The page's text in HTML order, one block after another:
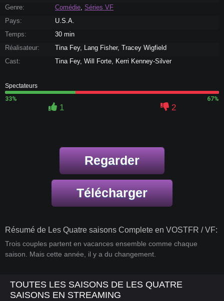
Genre:
Comédie, Séries VF
Pays:
U.S.A.
Temps:
30 min
Réalisateur:
Tina Fey, Lang Fisher, Tracey Wigfield
Cast:
Tina Fey, Will Forte, Kerri Kenney-Silver
Spectateurs
33%
67%
1 2
Regarder
Télécharger
Résumé de Les Quatre saisons Complete en VOSTFR / VF:
Trois couples partent en vacances ensemble comme chaque
saison. Mais cette année, il y a du changement.
TOUTES LES SAISONS DE LES QUATRE
SAISONS EN STREAMING